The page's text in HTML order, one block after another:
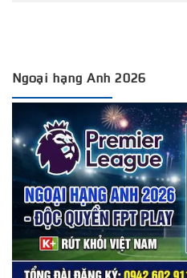
Ngoại hạng Anh 2026